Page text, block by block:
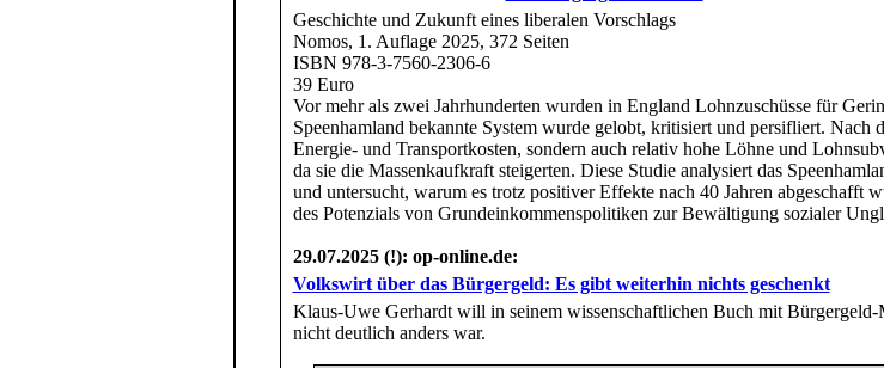
Geschichte und Zukunft eines liberalen Vorschlags
Nomos, 1. Auflage 2025, 372 Seiten
ISBN 978-3-7560-2306-6
39 Euro
Vor mehr als zwei Jahrhunderten wurden in England Lohnzuschüsse für
Speenhamland bekannte System wurde gelobt, kritisiert und persifliert. Nach
Energie- und Transportkosten, sondern auch relativ hohe Löhne und
da sie die Massenkaufkraft steigerten. Diese Studie analysiert das
und untersucht, warum es trotz positiver Effekte nach 40 Jahren abgeschafft
des Potenzials von Grundeinkommenspolitiken zur Bewältigung sozialer
29.07.2025 (!): op-online.de:
Volkswirt über das Bürgergeld: Es gibt weiterhin nichts geschenkt
Klaus-Uwe Gerhardt will in seinem wissenschaftlichen Buch mit
nicht deutlich anders war.